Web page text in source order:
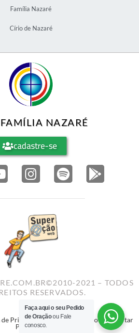
Família Nazaré
Círio de Nazaré
NAZARÉ
cadastre-se
2021 – TODOS
RESERVADOS.
Privacidade–Termos de Uso–Reportar
Problema
Faça aqui o seu Pedido
de Oraçãoou Fale
conosco.